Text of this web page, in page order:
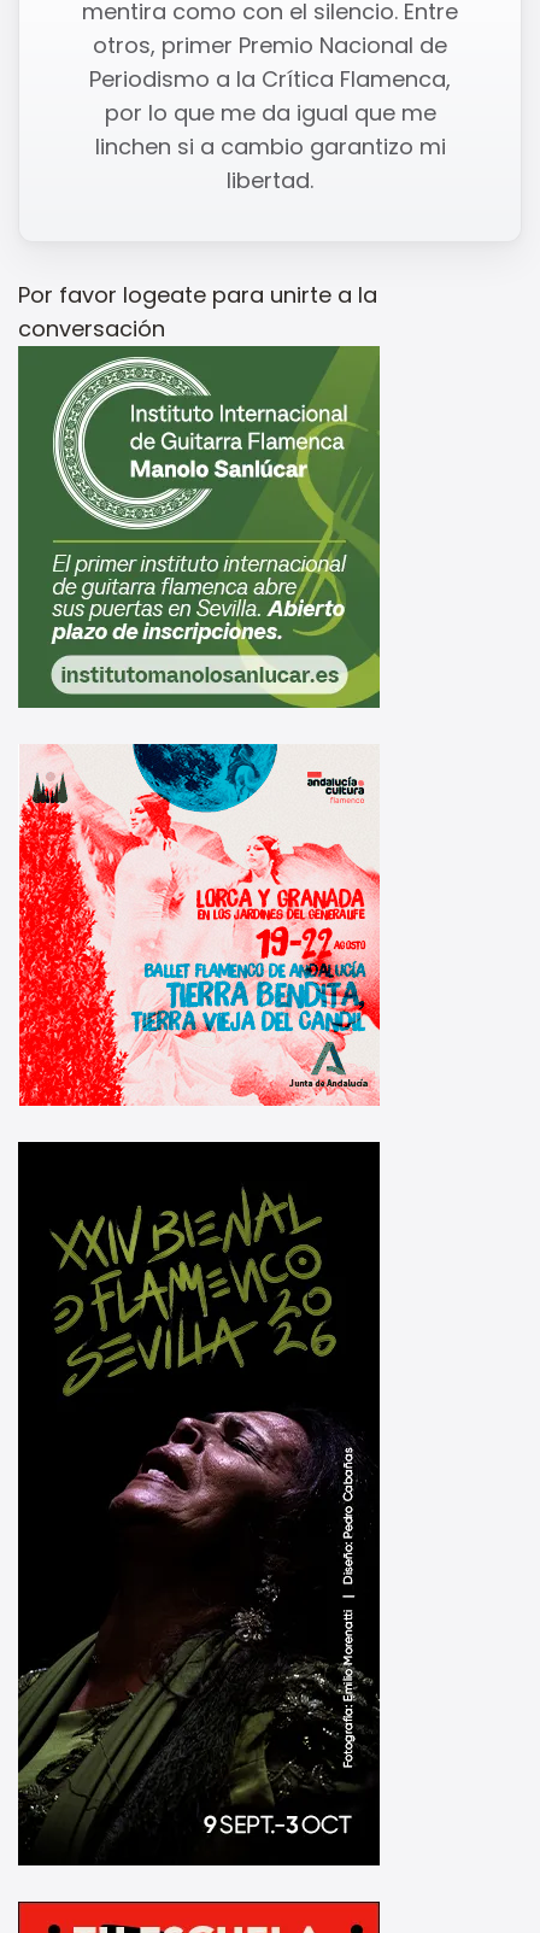
mentira como con el silencio. Entre
otros, primer Premio Nacional de
Periodismo a la Crítica Flamenca,
por lo que me da igual que me
linchen si a cambio garantizo mi
libertad.
Por favor logeate para unirte a la
conversación